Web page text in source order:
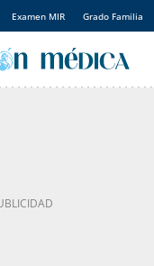
Examen MIR Grado Familia